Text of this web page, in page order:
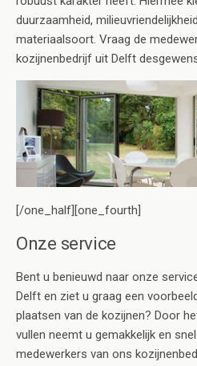
duurzaamheid,
materiaalsoort. Vraag de
kozijnenbedrijf uit Delft
[/one_half][one_fourth]
Onze service
Bent u benieuwd naar onze
Delft en ziet u graag een
plaatsen van de kozijnen? Door
vullen neemt u gemakkelijk en
medewerkers van ons